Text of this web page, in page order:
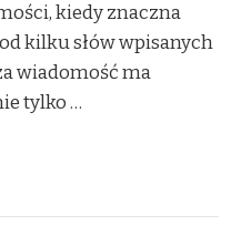
kiedy znaczna
kilku słów wpisanych
wiadomość ma
tylko …